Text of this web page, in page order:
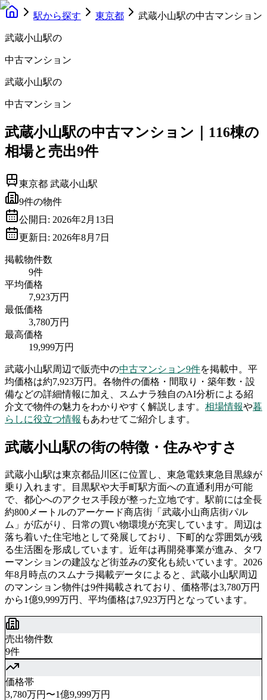
駅から探す 東京都 武蔵小山駅の中古マンション
武蔵小山駅の
中古マンション
武蔵小山駅の
中古マンション
武蔵小山駅の中古マンション｜116棟の
相場と売出9件
東京都 武蔵小山駅
9件の物件
公開日: 2026年2月13日
更新日: 2026年8月7日
掲載物件数
9件
平均価格
7,923万円
最低価格
3,780万円
最高価格
19,999万円
武蔵小山駅周辺で販売中の中古マンション9件を掲載中。 平
均価格は約7,923万円。 各物件の価格・間取り・築年数・設
備などの詳細情報に加え、スムナラ独自のAI分析による紹
介文で物件の魅力をわかりやすく解説します。 相場情報や暮
らしに役立つ情報 もあわせてご紹介します。
武蔵小山駅の街の特徴・住みやすさ
武蔵小山駅は東京都品川区に位置し、東急電鉄東急目黒線が
乗り入れます。目黒駅や大手町駅方面への直通利用が可能
で、都心へのアクセス手段が整った立地です。駅前には全長
約800メートルのアーケード商店街「武蔵小山商店街パル
ム」が広がり、日常の買い物環境が充実しています。周辺は
落ち着いた住宅地として発展しており、下町的な雰囲気が残
る生活圏を形成しています。近年は再開発事業が進み、タワ
ーマンションの建設など街並みの変化も続いています。2026
年8月時点のスムナラ掲載データによると、武蔵小山駅周辺
のマンション物件は9件掲載されており、価格帯は3,780万円
から1億9,999万円、平均価格は7,923万円となっています。
売出物件数
9件
価格帯
3,780万円〜1億9,999万円